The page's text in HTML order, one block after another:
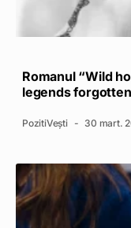
Romanul “Wild
legends
PozitiVești 30 mart.